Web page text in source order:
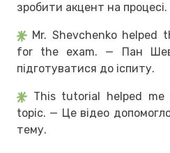
зробити акцент на процесі.
Mr. Shevchenko helped
for the exam. — Пан
підготуватися до іспиту.
This tutorial helped
topic. — Це відео
тему.